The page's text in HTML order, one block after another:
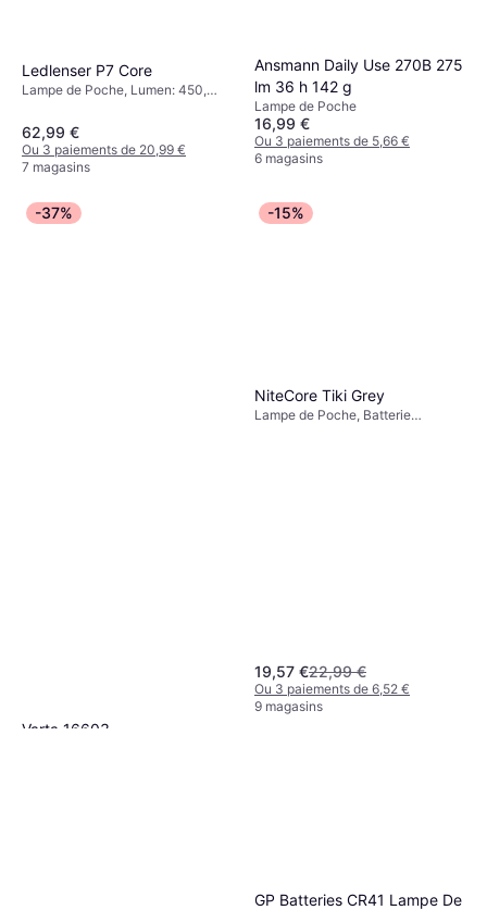
Ledlenser P7 Core
Lampe de Poche, Lumen: 450,
62,99 €
Ou 3 paiements de 20,99 €
7 magasins
Ansmann Daily Use 270B 275
lm 36 h 142 g
Lampe de Poche
16,99 €
Ou 3 paiements de 5,66 €
6 magasins
-37%
Varta 16603
-15%
NiteCore Tiki Grey
Lampe de Poche, Batterie
19,57 €22,99 €
Ou 3 paiements de 6,52 €
9 magasins
GP Batteries CR41 Lampe De